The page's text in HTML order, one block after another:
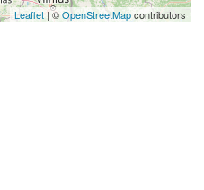
Leaflet| ©OpenStreetMapcontributors